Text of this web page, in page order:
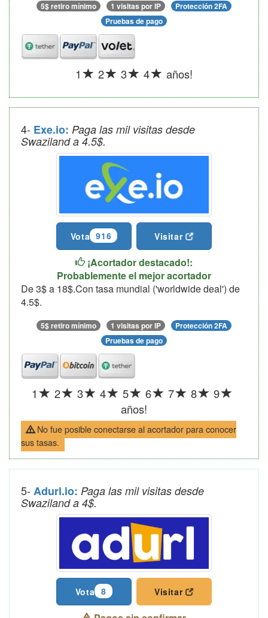
5$ retiro mínimo 1 visitas por IP
Protección 2FA
Pruebas de pago
1 2 3 4 años!
4- Exe.io:Paga las mil visitas desde
Swaziland a 4.5$.
Vota 916 Visitar
¡Acortador destacado!:
Probablemente el mejor acortador
De 3$ a 18$.Con tasa mundial ('worldwide deal') de
4.5$.
5$ retiro mínimo 1 visitas por IP
Protección 2FA
Pruebas de pago
1 2 3 4 5 6 7 8
9
años!
No fue posible conectarse al acortador para conocer
sus tasas.
5-Adurl.io:Paga las mil visitas desde
Swaziland a 4$.
Vota 8 Visitar